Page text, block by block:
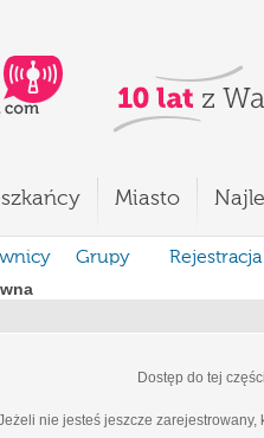
Miasto
Grupy Rejestracja
Dostęp do tej
nie jesteś jeszcze zarejestrowany,